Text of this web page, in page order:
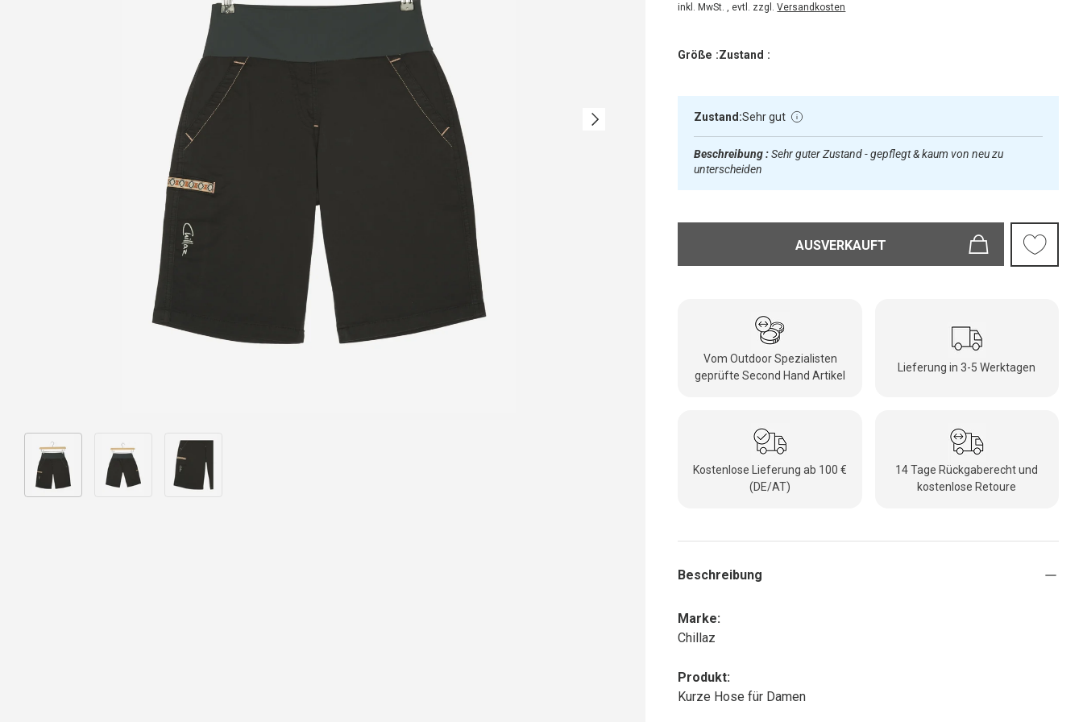
Nächste
Bild 1 in Galerieansicht laden
inkl. MwSt. , evtl. zzgl.Versandkosten
Größe :Zustand :
Zustand:Sehr gut
Beschreibung :Sehr guter Zustand - gepflegt & kaum von neu zu
unterscheiden
AUSVERKAUFT
Vom Outdoor Spezialisten
geprüfte Second Hand Artikel
Lieferung in 3-5 Werktagen
Kostenlose Lieferung ab 100 €
(DE/AT)
14 Tage Rückgaberecht und
kostenlose Retoure
Beschreibung
Marke:
Chillaz
Produkt:
Kurze Hose für Damen